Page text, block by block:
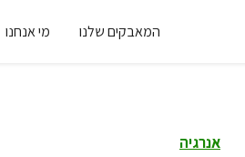
המאבקים שלנו מי אנחנו
אנרגיה